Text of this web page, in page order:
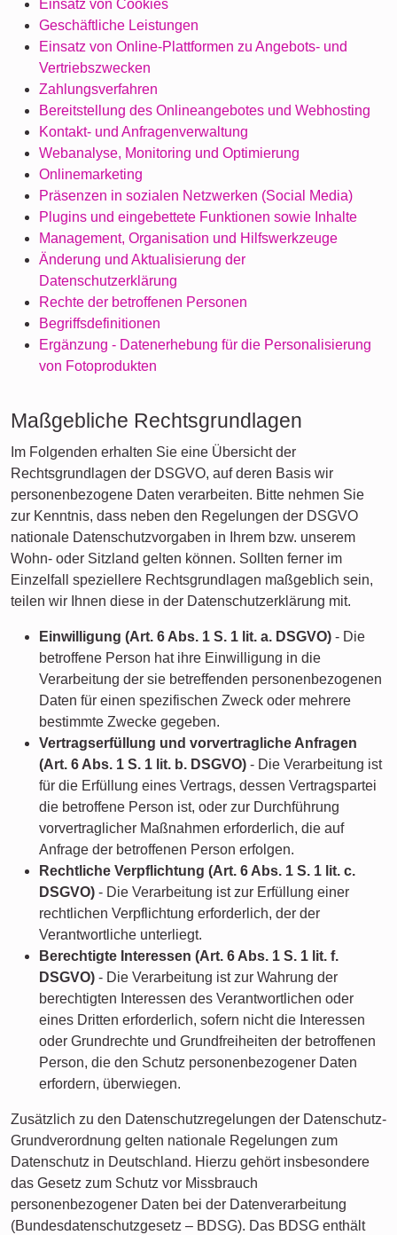
Einsatz von Cookies
Geschäftliche Leistungen
Einsatz von Online-Plattformen zu Angebots- und
Vertriebszwecken
Zahlungsverfahren
Bereitstellung des Onlineangebotes und Webhosting
Kontakt- und Anfragenverwaltung
Webanalyse, Monitoring und Optimierung
Onlinemarketing
Präsenzen in sozialen Netzwerken (Social Media)
Plugins und eingebettete Funktionen sowie Inhalte
Management, Organisation und Hilfswerkzeuge
Änderung und Aktualisierung der
Datenschutzerklärung
Rechte der betroffenen Personen
Begriffsdefinitionen
Ergänzung - Datenerhebung für die Personalisierung
von Fotoprodukten
Maßgebliche Rechtsgrundlagen
Im Folgenden erhalten Sie eine Übersicht der
Rechtsgrundlagen der DSGVO, auf deren Basis wir
personenbezogene Daten verarbeiten. Bitte nehmen Sie
zur Kenntnis, dass neben den Regelungen der DSGVO
nationale Datenschutzvorgaben in Ihrem bzw. unserem
Wohn- oder Sitzland gelten können. Sollten ferner im
Einzelfall speziellere Rechtsgrundlagen maßgeblich sein,
teilen wir Ihnen diese in der Datenschutzerklärung mit.
Einwilligung (Art. 6 Abs. 1 S. 1 lit. a. DSGVO) - Die
betroffene Person hat ihre Einwilligung in die
Verarbeitung der sie betreffenden personenbezogenen
Daten für einen spezifischen Zweck oder mehrere
bestimmte Zwecke gegeben.
Vertragserfüllung und vorvertragliche Anfragen
(Art. 6 Abs. 1 S. 1 lit. b. DSGVO) - Die Verarbeitung ist
für die Erfüllung eines Vertrags, dessen Vertragspartei
die betroffene Person ist, oder zur Durchführung
vorvertraglicher Maßnahmen erforderlich, die auf
Anfrage der betroffenen Person erfolgen.
Rechtliche Verpflichtung (Art. 6 Abs. 1 S. 1 lit. c.
DSGVO) - Die Verarbeitung ist zur Erfüllung einer
rechtlichen Verpflichtung erforderlich, der der
Verantwortliche unterliegt.
Berechtigte Interessen (Art. 6 Abs. 1 S. 1 lit. f.
DSGVO) - Die Verarbeitung ist zur Wahrung der
berechtigten Interessen des Verantwortlichen oder
eines Dritten erforderlich, sofern nicht die Interessen
oder Grundrechte und Grundfreiheiten der betroffenen
Person, die den Schutz personenbezogener Daten
erfordern, überwiegen.
Zusätzlich zu den Datenschutzregelungen der Datenschutz-
Grundverordnung gelten nationale Regelungen zum
Datenschutz in Deutschland. Hierzu gehört insbesondere
das Gesetz zum Schutz vor Missbrauch
personenbezogener Daten bei der Datenverarbeitung
(Bundesdatenschutzgesetz – BDSG). Das BDSG enthält